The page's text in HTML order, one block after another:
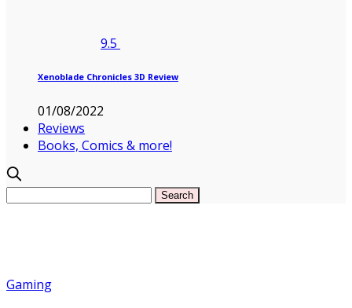
9.5
Xenoblade Chronicles 3D Review
01/08/2022
Reviews
Books, Comics & more!
Gaming